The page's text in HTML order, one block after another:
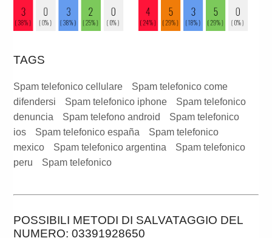
TAGS
Spam telefonico cellulare
Spam telefonico come
difendersi
Spam telefonico iphone
Spam telefonico
denuncia
Spam telefono android
Spam telefonico
ios
Spam telefonico españa
Spam telefonico
mexico
Spam telefonico argentina
Spam telefonico
peru
Spam telefonico
POSSIBILI METODI DI SALVATAGGIO DEL
NUMERO: 03391928650